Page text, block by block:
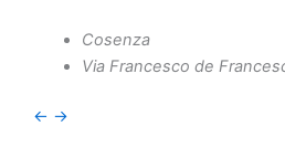
Cosenza
Via Francesco de
← →
siano dedotti vizi di
correttezza.